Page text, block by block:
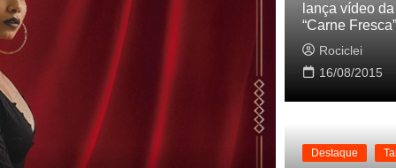
lança vídeo
“Carne Fresca”
Rociclei
16/08/2015
Destaque